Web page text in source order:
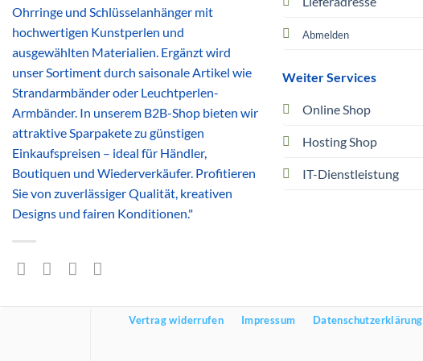
Ohrringe und Schlüsselanhänger mit
hochwertigen Kunstperlen und
ausgewählten Materialien. Ergänzt wird
unser Sortiment durch saisonale Artikel wie
Strandarmbänder oder Leuchtperlen-
Armbänder. In unserem B2B-Shop bieten wir
attraktive Sparpakete zu günstigen
Einkaufspreisen – ideal für Händler,
Boutiquen und Wiederverkäufer. Profitieren
Sie von zuverlässiger Qualität, kreativen
Designs und fairen Konditionen."
Abmelden
Weiter Services
Online Shop
Hosting Shop
IT-Dienstleistung
Vertrag widerrufen Impressum Datenschutzerklärung